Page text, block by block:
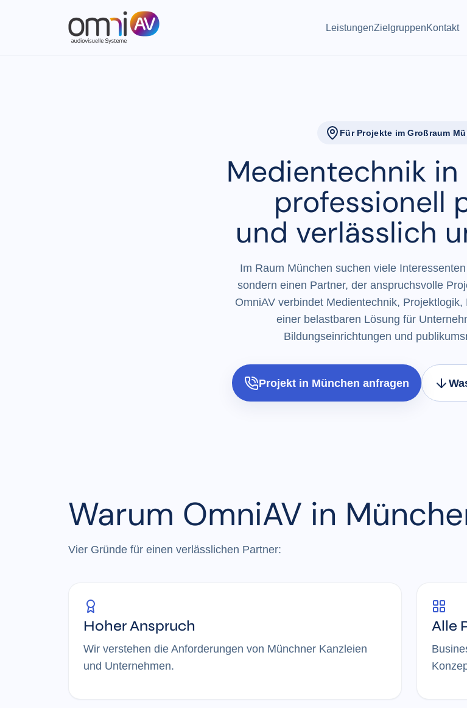
LeistungenZielgruppenKontakt
Für Projekte im Großraum
Medientechnik in
professionell
und verlässlich
Im Raum München suchen viele
sondern einen Partner, der anspruchsvolle
OmniAV verbindet Medientechnik,
einer belastbaren Lösung für
Bildungseinrichtungen und
Projekt in München anfragen
Warum OmniAV in
Vier Gründe für einen verlässlichen Partner:
Hoher Anspruch
Wir verstehen die Anforderungen von Münchner Kanzleien
und Unternehmen.
Alle